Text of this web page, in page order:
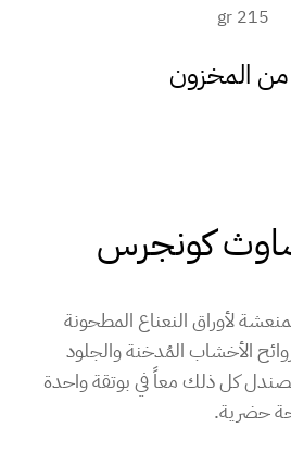
215 gr
من المخزون
كونجرس
لأوراق النعناع المطحونة
الأخشاب المُدخنة والجلود
كل ذلك معاً في بوتقة واحدة
حضرية.